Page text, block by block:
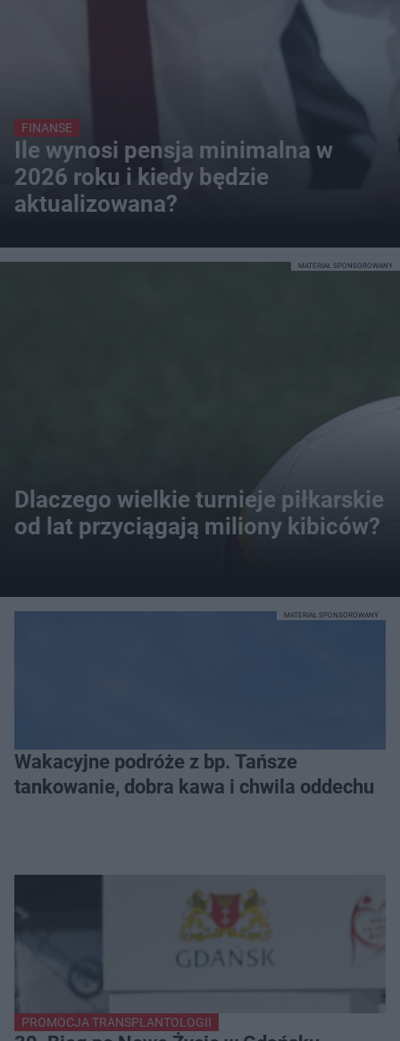
FINANSE
Ile wynosi pensja minimalna w
2026 roku i kiedy będzie
aktualizowana?
Dlaczego wielkie turnieje piłkarskie
od lat przyciągają miliony kibiców?
MATERIAŁ SPONSOROWANY
Wakacyjne podróże z bp. Tańsze
tankowanie, dobra kawa i chwila oddechu
MATERIAŁ SPONSOROWANY
PROMOCJA TRANSPLANTOLOGII